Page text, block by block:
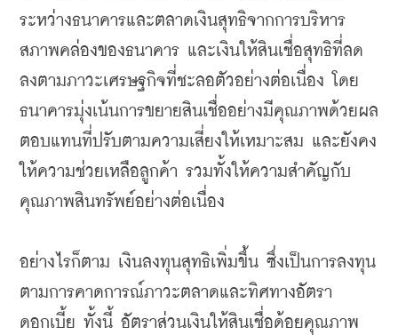
ระหว่างธนาคารและตลาดเงินสุทธิจากการบริหาร
สภาพคล่องของธนาคาร และเงินให้สินเชื่อสุทธิที่ลด
ลงตามภาวะเศรษฐกิจที่ชะลอตัวอย่างต่อเนื่อง โดย
ธนาคารมุ่งเน้นการขยายสินเชื่ออย่างมีคุณภาพด้วยผล
ตอบแทนที่ปรับตามความเสี่ยงให้เหมาะสม และยังคง
ให้ความช่วยเหลือลูกค้า รวมทั้งให้ความสำคัญกับ
คุณภาพสินทรัพย์อย่างต่อเนื่อง
อย่างไรก็ตาม เงินลงทุนสุทธิเพิ่มขึ้น ซึ่งเป็นการลงทุน
ตามการคาดการณ์ภาวะตลาดและทิศทางอัตรา
ดอกเบี้ย ทั้งนี้ อัตราส่วนเงินให้สินเชื่อด้อยคุณภาพ